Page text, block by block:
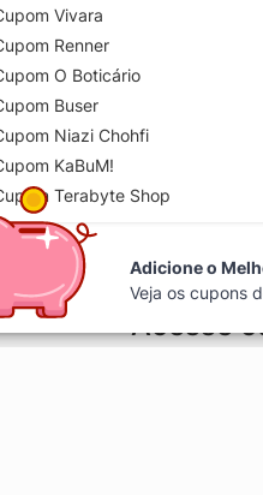
Vivara
Renner
O Boticário
Buser
Niazi Chohfi
KaBuM!
Terabyte Shop
Acesse
Adicione o
Veja os cupons